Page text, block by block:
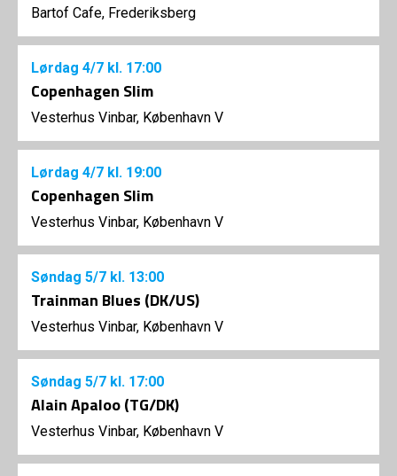
Bartof Cafe, Frederiksberg
Lørdag 4/7 kl. 17:00
Copenhagen Slim
Vesterhus Vinbar, København V
Lørdag 4/7 kl. 19:00
Copenhagen Slim
Vesterhus Vinbar, København V
Søndag 5/7 kl. 13:00
Trainman Blues (DK/US)
Vesterhus Vinbar, København V
Søndag 5/7 kl. 17:00
Alain Apaloo (TG/DK)
Vesterhus Vinbar, København V